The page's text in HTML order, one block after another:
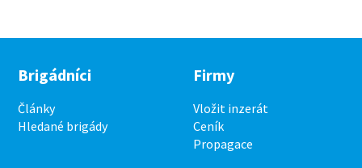
Brigádníci
Články
Hledané brigády
Firmy
Vložit inzerát
Ceník
Propagace